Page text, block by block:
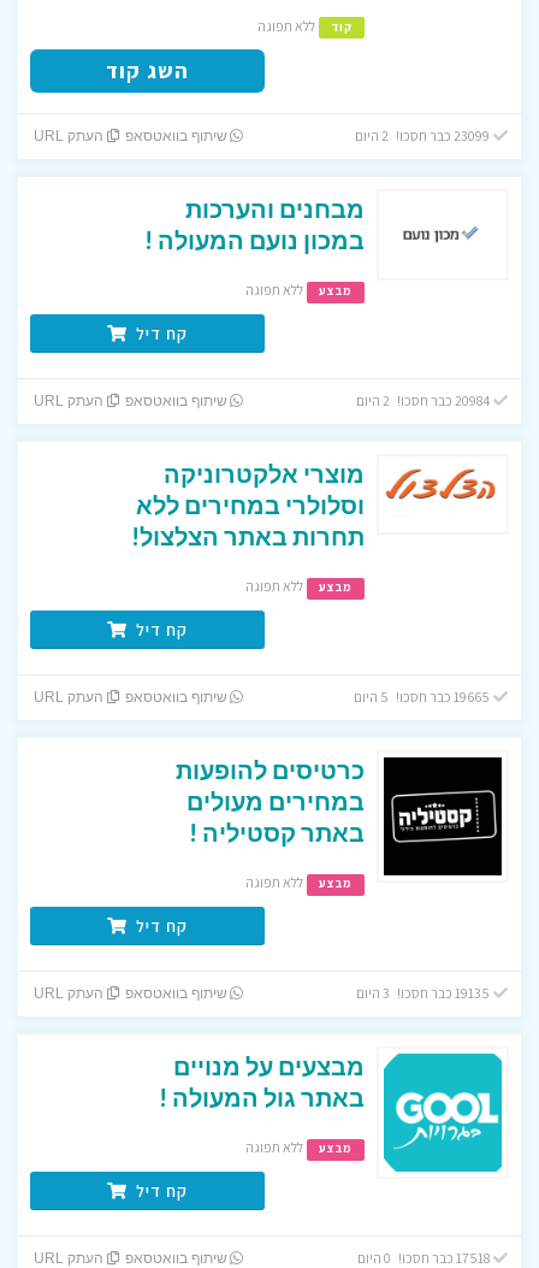
קוד ללא תפוגה
השג קוד
שיתוף בוואטסאפ העתק URL
מבחנים והערכות
במכון נועם המעולה !
מבצע ללא תפוגה
קח דיל
20984 כבר חסכו! 2 היום שיתוף בוואטסאפ העתק URL
מוצרי אלקטרוניקה
וסלולרי במחירים ללא
תחרות באתר הצלצול!
מבצע ללא תפוגה
קח דיל
שיתוף בוואטסאפ העתק URL
כרטיסים להופעות
במחירים מעולים
באתר קסטיליה !
מבצע ללא תפוגה
קח דיל
שיתוף בוואטסאפ העתק URL
מבצעים על מנויים
באתר גול המעולה !
מבצע ללא תפוגה
קח דיל
17518 כבר חסכו! 0 היום שיתוף בוואטסאפ העתק URL